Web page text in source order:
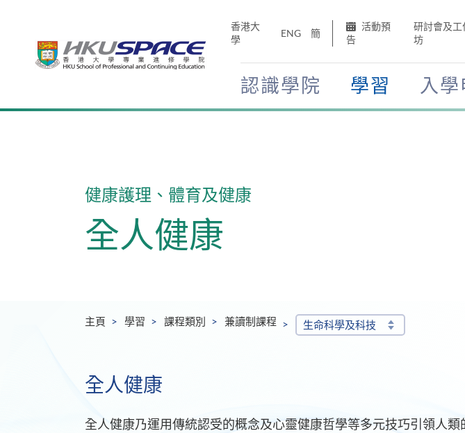
香港大
學
ENG 簡
活動預
告
研討會及工
坊
認識學院 學習 入學
Main
健康護理、體育及健康
全人健康
主頁 學習 課程類別 兼讀制課程 生命科學及科技
全人健康
全人健康乃運用傳統認受的概念及心靈健康哲學等多元技巧引領人類